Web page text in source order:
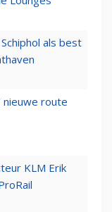
als best
nieuwe route
KLM Erik